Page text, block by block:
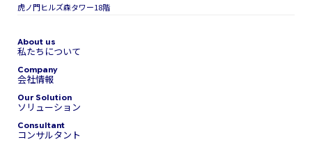
虎ノ門ヒルズ森タワー18階
私たちについて
会社情報
ソリューション
コンサルタント